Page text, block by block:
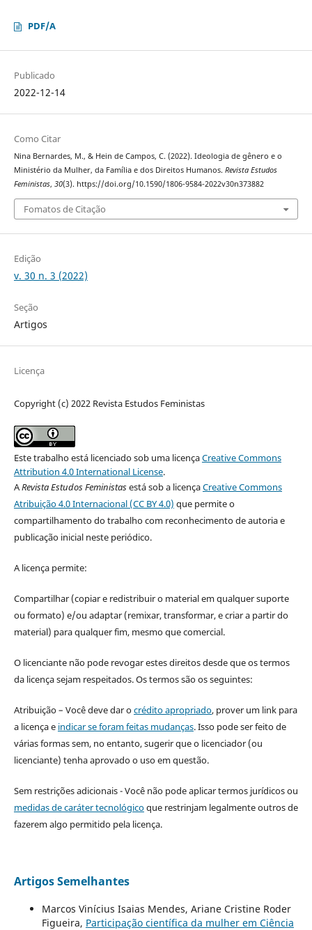
PDF/A
Publicado
2022-12-14
Como Citar
Nina Bernardes, M., & Hein de Campos, C. (2022). Ideologia de gênero e o
Ministério da Mulher, da Família e dos Direitos Humanos. Revista Estudos
Feministas, 30(3). https://doi.org/10.1590/1806-9584-2022v30n373882
Fomatos de Citação
Edição
v. 30 n. 3 (2022)
Seção
Artigos
Licença
Copyright (c) 2022 Revista Estudos Feministas
Este trabalho está licenciado sob uma licençaCreative Commons
Attribution 4.0 International License.
ARevista Estudos Feministasestá sob a licençaCreative Commons
Atribuição 4.0 Internacional (CC BY 4.0) que permite o
compartilhamento do trabalho com reconhecimento de autoria e
publicação inicial neste periódico.
A licença permite:
Compartilhar (copiar e redistribuir o material em qualquer suporte
ou formato) e/ou adaptar (remixar, transformar, e criar a partir do
material) para qualquer fim, mesmo que comercial.
O licenciante não pode revogar estes direitos desde que os termos
da licença sejam respeitados. Os termos são os seguintes:
Atribuição – Você deve dar ocrédito apropriado, prover um link para
a licença e indicar se foram feitas mudanças. Isso pode ser feito de
várias formas sem, no entanto, sugerir que o licenciador (ou
licenciante) tenha aprovado o uso em questão.
Sem restrições adicionais - Você não pode aplicar termos jurídicos ou
medidas de caráter tecnológicoque restrinjam legalmente outros de
fazerem algo permitido pela licença.
Artigos Semelhantes
Marcos Vinícius Isaias Mendes, Ariane Cristine Roder
Figueira, Participação científica da mulher em Ciência